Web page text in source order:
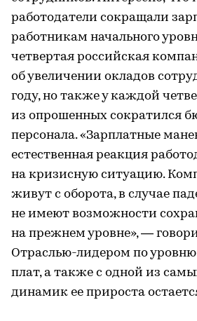
работодатели сокращали
работникам начального
четвертая российская
об увеличении окладов
году, но также у каждой
из опрошенных сократился
персонала. «Зарплатные
естественная реакция
на кризисную ситуацию.
живут с оборота, в случае
не имеют возможности
на прежнем уровне», —
Отраслью-лидером по
плат, а также с одной из
динамик ее прироста